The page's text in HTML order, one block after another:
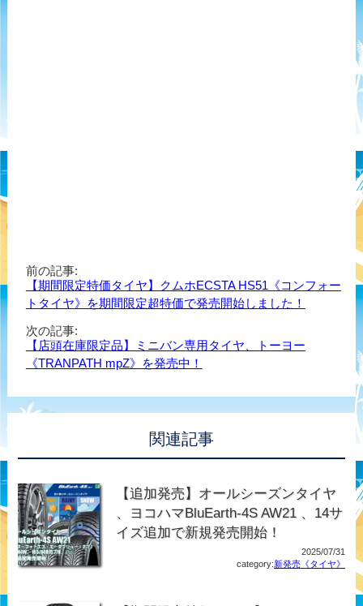
前の記事:
【期間限定特価タイヤ】クムホECSTA HS51《コンフォー
トタイヤ》を期間限定超特価で発売開始しました！
次の記事:
【店頭在庫限定品】ミニバン専用タイヤ、トーヨー
《TRANPATH mpZ》を発売中！
関連記事
【追加発売】オールシーズンタイヤ
、ヨコハマBluEarth-4S AW21 、14サ
イズ追加で新規発売開始！
2025/07/31
category:新発売《タイヤ》